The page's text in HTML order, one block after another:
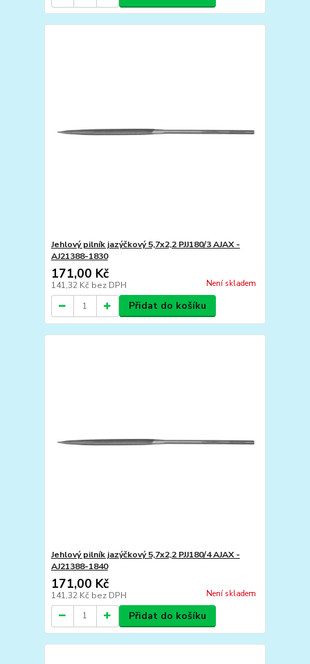
Jehlový pilník jazýčkový 5,7x2,2 PJJ180/3 AJAX -
AJ21388-1830
171,00 Kč
141,32 Kč bez DPH Není skladem
Přidat do košíku
Jehlový pilník jazýčkový 5,7x2,2 PJJ180/4 AJAX -
AJ21388-1840
171,00 Kč
141,32 Kč bez DPH Není skladem
Přidat do košíku